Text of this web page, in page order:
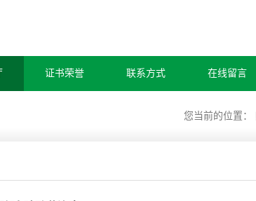
证书荣誉 联系方式 在线留言
您当前的位置：